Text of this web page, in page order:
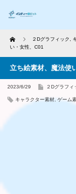
Home ２Dグラフィック
い・女性、C01
立ち絵素材、魔法使
2023/6/29 ２Dグラフィ
キャラクター素材 ゲーム